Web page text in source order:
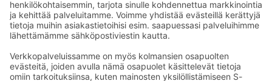
Sähköpostiosoitteet S-ryhmässä ovat muotoa
etunimi.sukunimi@sok.fi
Seuraa meitä: